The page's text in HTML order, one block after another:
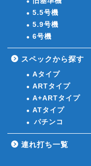
5.5号機
5.9号機
6号機
スペックから探す
Aタイプ
ARTタイプ
A+ARTタイプ
ATタイプ
パチンコ
連れ打ち一覧